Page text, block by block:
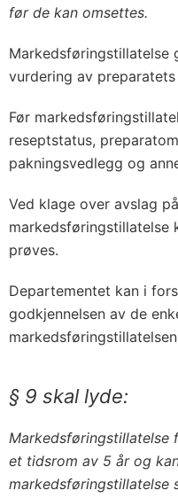
før de kan omsettes.
Markedsføringstillatelse
vurdering av
Før
reseptstatus,
pakningsvedlegg og
Ved klage over avslag
markedsføringstillatelse
prøves.
Departementet kan i
godkjennelsen av de
§ 9 skal lyde:
Markedsføringstillatelse
et tidsrom av 5 år og
markedsføringstillatelse